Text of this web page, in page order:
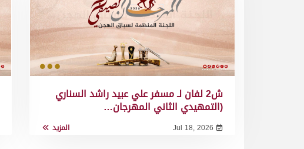
ش2 لفان لـ مسفر علي عبيد راشد السناري
(التمهيدي الثاني المهرجان…
Jul 18, 2026 المزيد